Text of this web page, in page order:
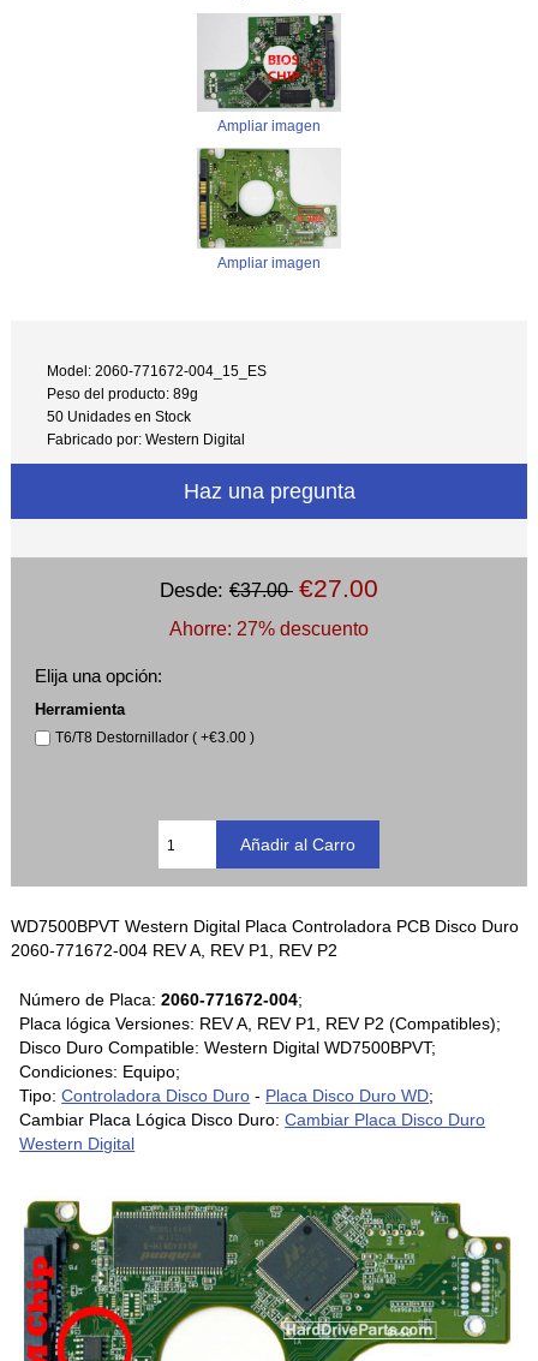
Ampliar imagen
Ampliar imagen
Model: 2060-771672-004_15_ES
Peso del producto: 89g
50 Unidades en Stock
Fabricado por: Western Digital
Haz una pregunta
Desde: €37.00 €27.00
Ahorre: 27% descuento
Elija una opción:
Herramienta
T6/T8 Destornillador ( +€3.00 )
WD7500BPVT Western Digital Placa Controladora PCB Disco Duro
2060-771672-004 REV A, REV P1, REV P2
Número de Placa:2060-771672-004;
Placa lógica Versiones: REV A, REV P1, REV P2 (Compatibles);
Disco Duro Compatible: Western Digital WD7500BPVT;
Condiciones: Equipo;
Tipo:Controladora Disco Duro - Placa Disco Duro WD;
Cambiar Placa Lógica Disco Duro:Cambiar Placa Disco Duro
Western Digital